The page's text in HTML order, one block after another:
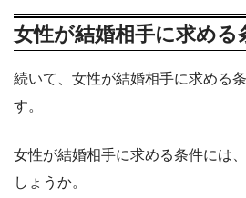
女性が結婚相手に求める
続いて、女性が結婚相手に求める
す。
女性が結婚相手に求める条件には
しょうか。